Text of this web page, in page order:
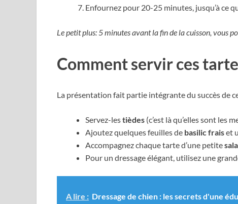
Enfournez pour 20-25 minutes, jusqu’à ce
Le petit plus: 5 minutes avant la fin de la cuisson, vous
Comment servir ces
La présentation fait partie intégrante du succès de
Servez-lestièdes (c’est là qu’elles sont les
Ajoutez quelques feuilles de basilic fraiset
Accompagnez chaque tarte d’une petite
Pour un dressage élégant, utilisez une
A lire : Dressage de chien : les secrets d'une